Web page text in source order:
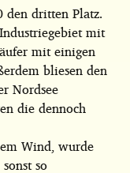
den dritten Platz.
mit
mit einigen
bliesen den
Nordsee
die dennoch
Wind, wurde
so